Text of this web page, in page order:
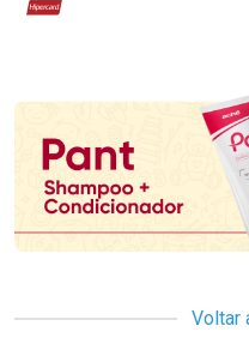
Promoção em
Voltar